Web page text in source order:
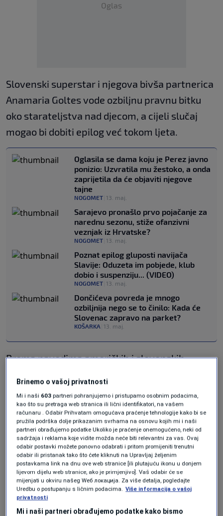
Oglas
Slovenski superstar i njegova bivša partnerica
Anamaria Goltes vode ozbiljnu pravnu bitku
oko starateljstva nad djecom, a cijeli slučaj
mogao bi dobiti epilog već tokom ljeta.
Oglasila se dama koju je Perez javno
ponizio: Uzvratila mu žestoko, a onda
zaprijetila da će objaviti njegove
tajne
NOGOMET 13. maj.
Sarajevo pronašlo prvo pojačanje za
narednu sezonu, stiže ofanzivni
veznjak iz Hrvatske?
NOGOMET 13. maj.
Poznat epilog gluposti navijača
Slavije: Oduzeta im pobjede, klub
dobio i suspenziju... (VIDEO)
NOGOMET 13. maj.
Dončićeva povreda je mnogo
ozbiljnija nego se to činilo: Kada će
Slovenac zapravo na parket?
KOŠARKA 13. maj.
Prema navodima američkih i slovenskih
prvi put odbio nastup za reprezentaciju
Slovenije.
Dončić angažovao jednu od
najpoznatijih advokatica u
SAD-u
Zvijezda Los Angeles Lakersa odlučila je
angažovati poznatu američku advokaticu
Brinemo o vašoj privatnosti
Mi i naši 603 partneri pohranjujemo i pristupamo osobnim podacima,
kao što su pretraga web stranica ili lični identifikatori, na vašem
računaru . Odabir Prihvatam omogućava praćenje tehnologije kako bi se
pružila podrška dolje prikazanim svrhama na osnovu kojih mi i naši
partneri obrađujemo podatke Ukoliko je praćenje onemogućeno, neki od
sadržaja i reklama koje vidite možda neće biti relevantni za vas. Ovaj
odabir postavki možete ponovno odabrati i pritom promijeniti trenutni
odabir ili pristanak tako što ćete kliknuti na Upravljaj željenim
postavkama link na dnu ove web stranice [ili plutajuću ikonu u donjem
lijevom dijelu web stranice, ako je primjenjivo]. Vaš odabir će se
mijenjati u okviru našeg Wеб локација. Za više detalja, pogledajte
Uredbu o postupanju s ličnim podacima. Više informacija o vašoj
privatnosti
Mi i naši partneri obrađujemo podatke kako bismo